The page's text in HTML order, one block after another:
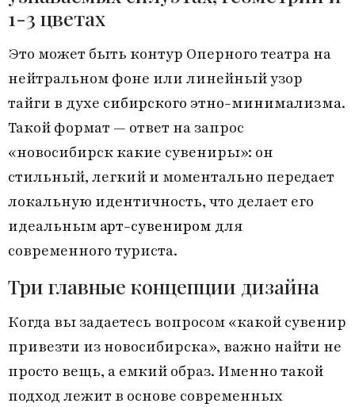
1-3 цветах
Это может быть контур Оперного театра на
нейтральном фоне или линейный узор
тайги в духе сибирского этно-минимализма.
Такой формат — ответ на запрос
«новосибирск какие сувениры»: он
стильный, легкий и моментально передает
локальную идентичность, что делает его
идеальным арт-сувениром для
современного туриста.
Три главные концепции дизайна
Когда вы задаетесь вопросом «какой сувенир
привезти из новосибирска», важно найти не
просто вещь, а емкий образ. Именно такой
подход лежит в основе современных